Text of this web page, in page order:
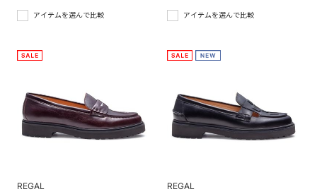
アイテムを選んで比較 アイテムを選んで比較
REGAL REGAL